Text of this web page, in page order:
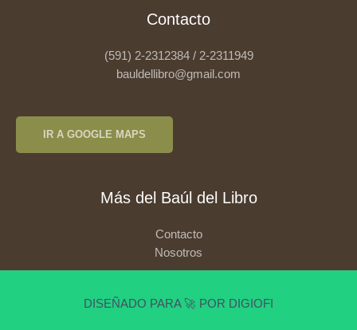
Contacto
(591) 2-2312384 / 2-2311949
bauldellibro@gmail.com
IR A GOOGLE MAPS
Más del Baúl del Libro
Contacto
Nosotros
DISEÑADO PARA 🚀 POR DIGIOFI